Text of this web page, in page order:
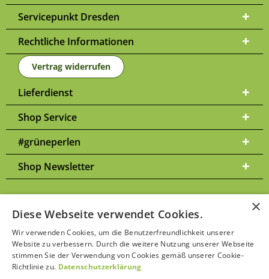
Servicepunkt Dresden
Rechtliche Informationen
Vertrag widerrufen
Lieferdienst
Shop Service
#grüneperlen
Shop Newsletter
* Alle Preise inkl. gesetzl. Mehrwertsteuer zzgl. Versandkosten
ggf. Nachnahmegebühren, wenn nicht anders beschrieben | Bitte
beachten Sie unsereDatenschutzerklärung
×
Diese Webseite verwendet Cookies.
Wir verwenden Cookies, um die Benutzerfreundlichkeit unserer
Website zu verbessern. Durch die weitere Nutzung unserer Webseite
stimmen Sie der Verwendung von Cookies gemäß unserer Cookie-
Richtlinie zu. Datenschutzerklärung